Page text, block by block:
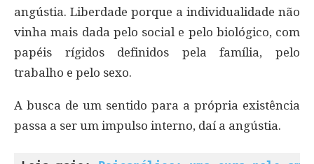
angústia. Liberdade porque a individualidade não
vinha mais dada pelo social e pelo biológico, com
papéis rígidos definidos pela família, pelo
trabalho e pelo sexo.
A busca de um sentido para a própria existência
passa a ser um impulso interno, daí a angústia.